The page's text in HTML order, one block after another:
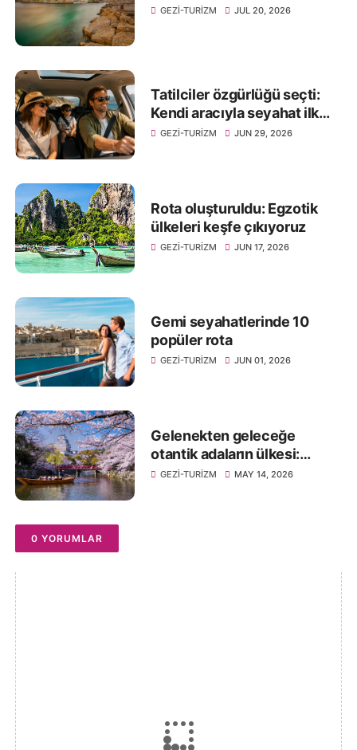
GEZI-TURIZM JUL 20, 2026
Tatilciler özgürlüğü seçti:
Kendi aracıyla seyahat ilk
tercih oldu
GEZI-TURIZM JUN 29, 2026
Rota oluşturuldu: Egzotik
ülkeleri keşfe çıkıyoruz
GEZI-TURIZM JUN 17, 2026
Gemi seyahatlerinde 10
popüler rota
GEZI-TURIZM JUN 01, 2026
Gelenekten geleceğe
otantik adaların ülkesi:
Japonya
GEZI-TURIZM MAY 14, 2026
0 YORUMLAR